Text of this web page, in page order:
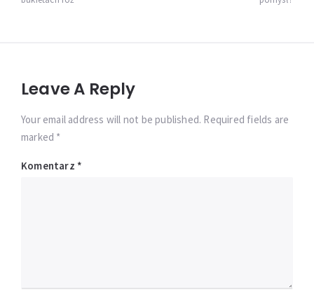
Leave A Reply
Your email address will not be published. Required fields are
marked *
Komentarz *